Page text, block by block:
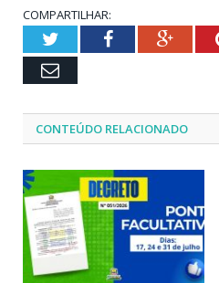
COMPARTILHAR:
TwitterFacebook
Email
CONTEÚDO RELACIONADO